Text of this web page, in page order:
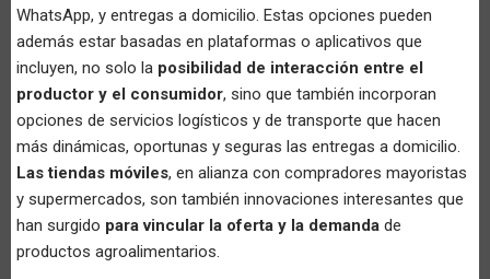
WhatsApp, y entregas a domicilio. Estas opciones pueden
además estar basadas en plataformas o aplicativos que
incluyen, no solo la posibilidad de interacción entre el
productor y el consumidor, sino que también incorporan
opciones de servicios logísticos y de transporte que hacen
más dinámicas, oportunas y seguras las entregas a domicilio.
Las tiendas móviles, en alianza con compradores mayoristas
y supermercados, son también innovaciones interesantes que
han surgido para vincular la oferta y la demanda de
productos agroalimentarios.